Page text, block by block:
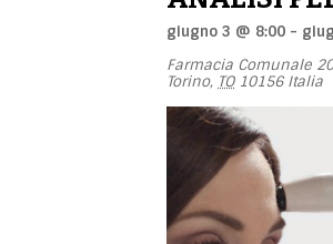
giugno 3 @ 8:00 -
Farmacia Comunale
Torino, TO 10156 Italia